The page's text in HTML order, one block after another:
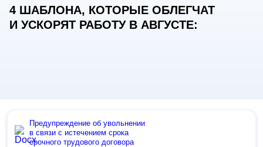
4 ШАБЛОНА, КОТОРЫЕ ОБЛЕГЧАТ
И УСКОРЯТ РАБОТУ В АВГУСТЕ:
Предупреждение об увольнении
в связи с истечением срока
срочного трудового договора